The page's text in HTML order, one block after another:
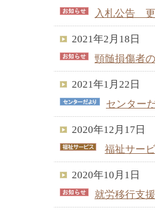
入札公告
2021年2月18日
頸髄損傷者
2021年1月22日
センター
2020年12月17日
福祉サー
2020年10月1日
就労移行支